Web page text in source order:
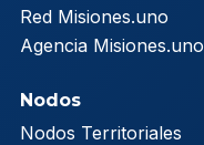
Red Misiones.uno
Agencia Misiones.uno
Nodos
Nodos Territoriales